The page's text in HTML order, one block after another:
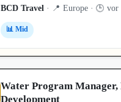
BCD Travel · 📍 Europe · 🕒 vor
📊 Mid
Water Program Manager,
Development